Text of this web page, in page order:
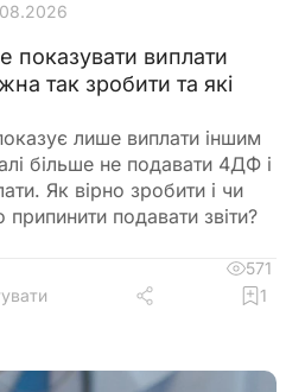
показувати виплати
так зробити та які
лише виплати іншим
більше не подавати 4ДФ і
Як вірно зробити і чи
подавати звіти?
571
1